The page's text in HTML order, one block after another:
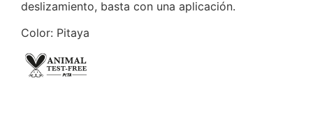
deslizamiento, basta con una aplicación.
Color: Pitaya